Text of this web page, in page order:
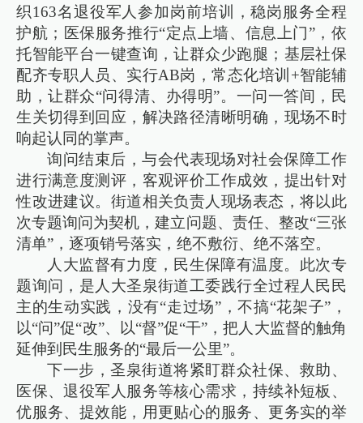
织163名退役军人参加岗前培训，稳岗服务全程
护航；医保服务推行“定点上墙、信息上门”，依
托智能平台一键查询，让群众少跑腿；基层社保
配齐专职人员、实行AB岗，常态化培训+智能辅
助，让群众“问得清、办得明”。一问一答间，民
生关切得到回应，解决路径清晰明确，现场不时
响起认同的掌声。
询问结束后，与会代表现场对社会保障工作
进行满意度测评，客观评价工作成效，提出针对
性改进建议。街道相关负责人现场表态，将以此
次专题询问为契机，建立问题、责任、整改“三张
清单”，逐项销号落实，绝不敷衍、绝不落空。
人大监督有力度，民生保障有温度。此次专
题询问，是人大圣泉街道工委践行全过程人民民
主的生动实践，没有“走过场”，不搞“花架子”，
以“问”促“改”、以“督”促“干”，把人大监督的触角
延伸到民生服务的“最后一公里”。
下一步，圣泉街道将紧盯群众社保、救助、
医保、退役军人服务等核心需求，持续补短板、
优服务、提效能，用更贴心的服务、更务实的举